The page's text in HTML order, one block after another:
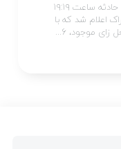
محسن فضلی پنجشنبه شب افزود: این حادثه ساعت ۱۹:۱۹
اعلام شد که با
موجود، ۶...